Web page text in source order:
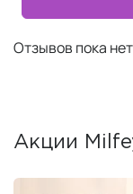
Отзывов пока нет
Акции